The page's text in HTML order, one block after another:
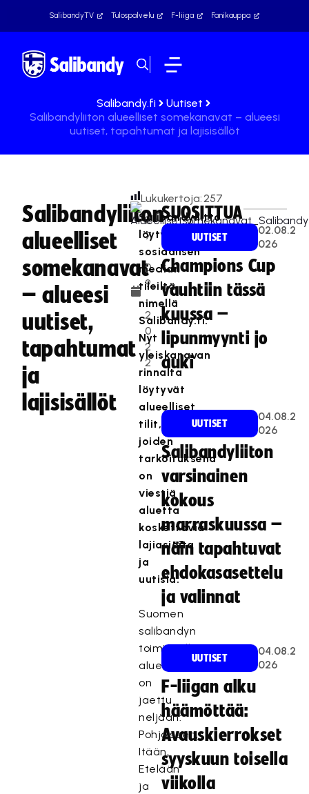
SalibandyTV Tulospalvelu F-liiga Fanikauppa
Salibandy.fi
Uutiset
Salibandyliiton alueelliset somekanavat – alueesi
uutiset, tapahtumat ja lajisisällöt
Salibandyliiton
alueelliset
somekanavat
– alueesi
uutiset,
tapahtumat
ja
lajisisällöt
2
7
.
0
9
.
2
0
2
2
Lukukertoja:257
Salibandyliitto
löytyy
sosiaalisen
median
tileiltä
nimellä
Salibandy.fi.
Nyt
yleiskanavan
rinnalta
löytyvät
alueelliset
tilit,
joiden
tarkoituksena
on
viestiä
aluetta
koskettavia
lajiasioita
ja
uutisia.
Suomen
salibandyn
toiminnalliset
alueet
on
jaettu
neljään:
Pohjoiseen,
Itään,
Etelään
ja
SUOSITTUA
UUTISET
02.08.2
026
Champions Cup
vauhtiin tässä
kuussa –
lipunmyynti jo
auki
UUTISET
04.08.2
026
Salibandyliiton
varsinainen
kokous
marraskuussa –
näin tapahtuvat
ehdokasasettelu
ja valinnat
UUTISET
04.08.2
026
F-liigan alku
häämöttää:
Avauskierrokset
syyskuun toisella
viikolla